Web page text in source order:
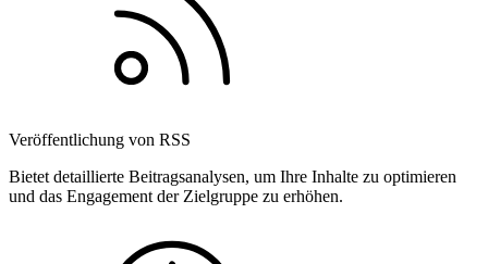
Veröffentlichung von RSS
Bietet detaillierte Beitragsanalysen, um Ihre Inhalte zu optimieren
und das Engagement der Zielgruppe zu erhöhen.